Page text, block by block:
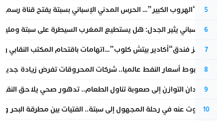
5
عملية “الهروب الكبير”… الحرس المدني الإسباني بسبتة يفتح قناة
6
تقرير إسباني يثير الجدل: هل يستطيع المغرب السيطرة على سبتة
7
أزمة تهز فندق“أكادير بيتش كلوب”…اتهامات باقتحام المكتب النقابي
8
رغم هبوط أسعار النفط عالميا.. شركات المحروقات تفرض زيادة
9
من فقدان التوازن إلى صعوبة تناول الطعام.. تدهور صحي يلاحق النقيب
10
المسكوت عنه في رحلة المجهول إلى سبتة.. الفتيات بين مطرقة البحر